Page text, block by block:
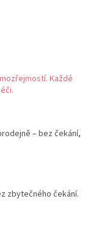
Každé
– bez čekání,
zbytečného čekání.